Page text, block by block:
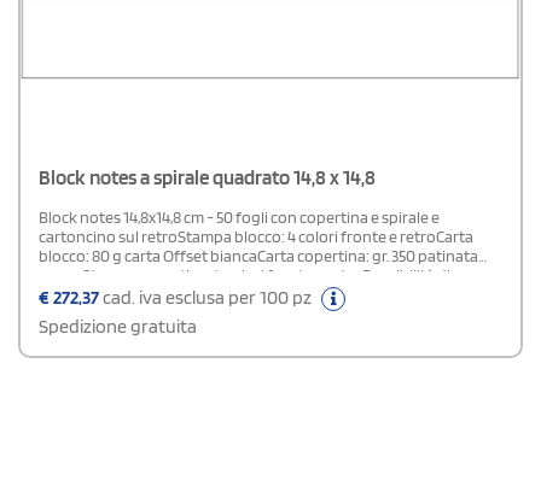
Block notes a spirale quadrato 14,8 x 14,8
Block notes 14,8x14,8 cm - 50 fogli con copertina e spirale e
cartoncino sul retroStampa blocco: 4 colori fronte e retroCarta
blocco: 80 g carta Offset biancaCarta copertina: gr. 350 patinata
opacaStampa copertina: 4 colori fronte e retroPossibilità di
allestimento:spirale in testa (vedi foto)spirale a sinistra (vedi
foto)Specificare la tipologia di allestimento scelta nel campo note
in fase d'ordine.
€272,37cad. iva esclusa per 100 pz
Spedizione gratuita